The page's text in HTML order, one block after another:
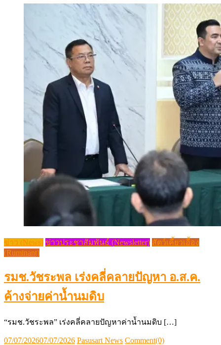
ข่าว (News) ข่าวประชาสัมพันธ์ (Newsletter) สัตว์เคี้ยวเอื้อง
(Ruminant)
รมช.วัชระพล เร่งคลี่คลายปัญหา อ.ส.ค.
ค้างจ่ายค่าน้ำนมดิบ
“รมช.วัชระพล” เร่งคลี่คลายปัญหาค่าน้ำนมดิบ […]
Posted
07/07/202607/07/2026 Author
Pasusart News Comment(0)